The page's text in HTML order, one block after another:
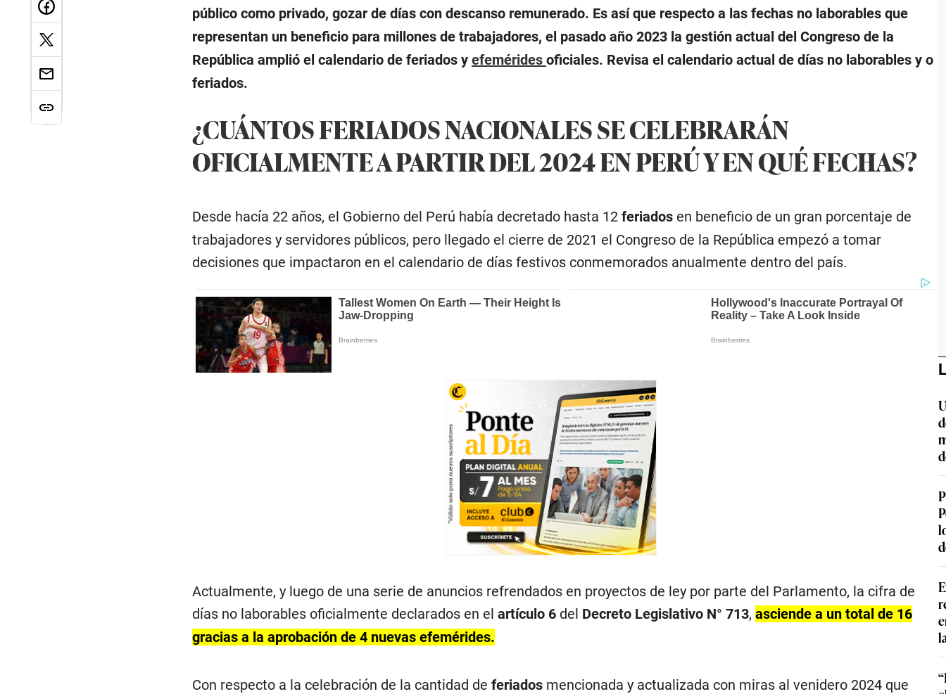
público como privado, gozar de días con descanso remunerado. Es así que respecto a las fechas no laborables que
representan un beneficio para millones de trabajadores, el pasado año 2023 la gestión actual del Congreso de la
República amplió el calendario de feriados yefeméridesoficiales. Revisa el calendario actual de días no laborables y o
feriados.
¿CUÁNTOS FERIADOS NACIONALES SE CELEBRARÁN
OFICIALMENTE A PARTIR DEL 2024 EN PERÚ Y EN QUÉ FECHAS?
Desde hacía 22 años, el Gobierno del Perú había decretado hasta 12feriados en beneficio de un gran porcentaje de
trabajadores y servidores públicos, pero llegado el cierre de 2021 el Congreso de la República empezó a tomar
decisiones que impactaron en el calendario de días festivos conmemorados anualmente dentro del país.
Actualmente, y luego de una serie de anuncios refrendados en proyectos de ley por parte del Parlamento, la cifra de
días no laborables oficialmente declarados en elartículo 6 del Decreto Legislativo N° 713,asciende a un total de 16
gracias a la aprobación de 4 nuevas efemérides.
Con respecto a la celebración de la cantidad deferiados mencionada y actualizada con miras al venidero 2024 que